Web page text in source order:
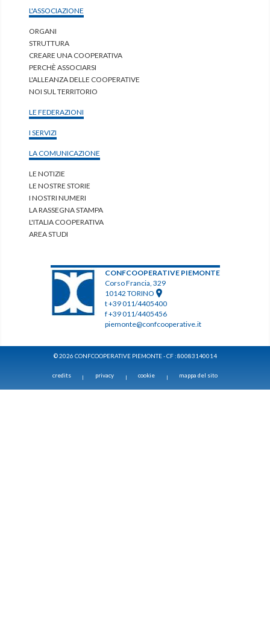
L'ASSOCIAZIONE
ORGANI
STRUTTURA
CREARE UNA COOPERATIVA
PERCHÈ ASSOCIARSI
L'ALLEANZA DELLE COOPERATIVE
NOI SUL TERRITORIO
LE FEDERAZIONI
I SERVIZI
LA COMUNICAZIONE
LE NOTIZIE
LE NOSTRE STORIE
I NOSTRI NUMERI
LA RASSEGNA STAMPA
L'ITALIA COOPERATIVA
AREA STUDI
CONFCOOPERATIVE PIEMONTE
Corso Francia, 329
10142 TORINO
t +39 011/4405400
f +39 011/4405456
piemonte@confcooperative.it
© 2026 CONFCOOPERATIVE PIEMONTE - CF : 80083140014
credits privacy cookie mappa del sito